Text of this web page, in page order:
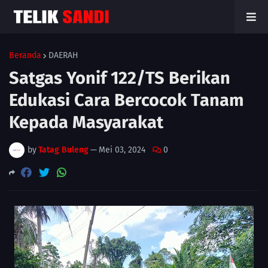
Beranda DAERAH
Satgas Yonif 122/TS Berikan
Edukasi Cara Bercocok Tanam
Kepada Masyarakat
byTatag Buleng— Mei 03, 2024 0